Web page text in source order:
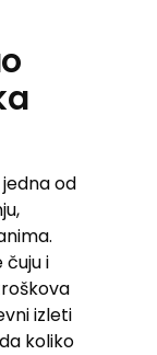
od
čuju i
izleti
koliko